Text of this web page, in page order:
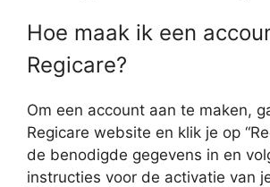
Hoe maak ik een
Regicare?
Om een account aan te maken,
Regicare website en klik je op
de benodigde gegevens in en
instructies voor de activatie van